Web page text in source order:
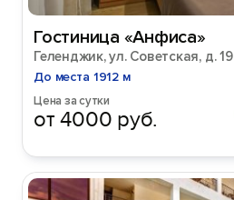
Гостиница «Анфиса»
Геленджик, ул. Советская, д. 19
До места 1912 м
Цена за сутки
от 4000 руб.